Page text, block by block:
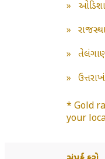
»
»
»
»
* Gold
your